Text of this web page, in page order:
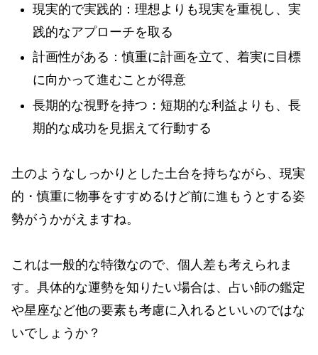
現実的で実践的：理想よりも現実を重視し、実
践的なアプローチを取る
計画性がある：慎重に計画を立て、着実に目標
に向かって進むことが得意
長期的な視野を持つ：短期的な利益よりも、長
期的な成功を見据えて行動する
土のようなしっかりとした土台を持ちながら、現実
的・慎重に物事をすすめるけど前に進もうとする姿
勢がうかがえますね。
これは一般的な特徴なので、個人差も考えられま
す。具体的な運勢を知りたい場合は、占い師の鑑定
や星座など他の要素も考慮に入れるといいのではな
いでしょうか？